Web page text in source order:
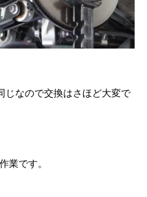
じなので交換はさほど大変で
業です。